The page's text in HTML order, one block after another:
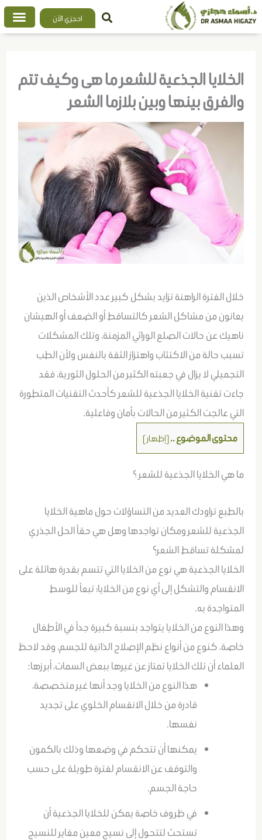
تخطي
إلى
احجزي الآن
الخلايا الجذعية للشعر ما هى وكيف تتم
والفرق بينها وبين بلازما الشعر
خلال الفترة الراهنة تزايد بشكل كبير عدد الأشخاص الذين
يعانون من مشاكل الشعر كالتساقط أو الضعف أو الهيشان
ناهيك عن حالات الصلع الوراثي المزمنة، وتلك المشكلات
تسبب حالة من الاكتئاب واهتزاز الثقة بالنفس ولأن الطب
التجميلي لا يزال في جعبته الكثير من الحلول الثورية، فقد
جاءت تقنية الخلايا الجذعية للشعر كأحدث التقنيات المتطورة
التي عالجت الكثير من الحالات بأمان وفاعلية.
محتوى الموضوع ..[إظهار]
ما هي الخلايا الجذعية للشعر ؟
بالطبع تراودك العديد من التساؤلات حول ماهية الخلايا
الجذعية للشعر ومكان تواجدها وهل هي حقاً الحل الجذري
لمشكلة تساقط الشعر؟
الخلايا الجذعية هي نوع من الخلايا التي تتسم بقدرة هائلة على
الانقسام والتشكل إلى أي نوع من الخلايا؛ تبعاً للوسط
المتواجدة به.
وهذا النوع من الخلايا يتواجد بنسبة كبيرة جداً في الأطفال
خاصة، كنوع من أنواع نظم الإصلاح الذاتية للجسم، وقد لاحظ
العلماء أن تلك الخلايا تمتاز عن غيرها ببعض السمات، أبرزها:
هذا النوع من الخلايا وجد أنها غير متخصصة،
قادرة من خلال الانقسام الخلوي على تجديد
نفسها.
يمكنها أن تتحكم في وضعها وذلك بالكمون
والتوقف عن الانقسام لفترة طويلة على حسب
حاجة الجسم.
في ظروف خاصة يمكن للخلايا الجذعية أن
تستحث لتتحول إلى نسيج معين مغاير للنسيج